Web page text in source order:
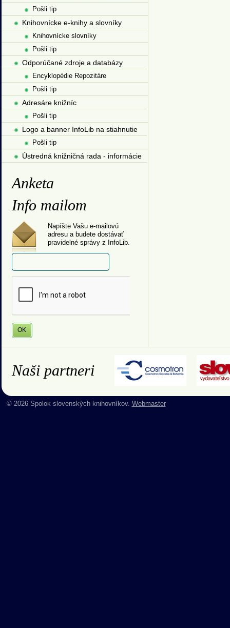
Pošli tip
Knihovnícke e-knihy a slovníky
Knihovnícke slovníky
Pošli tip
Odporúčané zdroje a databázy
Encyklopédie Repozitáre
Pošli tip
Adresáre knižníc
Pošli tip
Logo a banner InfoLib na stiahnutie
Pošli tip
Ústredná knižničná rada - informácie
Anketa
Info mailom
Napíšte Vašu e-mailovú
adresu a budete dostávať
pravidelné správy z InfoLib.
Naši partneri
© 2026 Spolok slovenských knihovníkov. Webmaster